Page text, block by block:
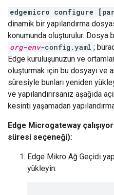
edgemicro configure
dinamik bir yapılandırma
konumunda oluşturulur. Dosya
org-env-config.yaml ;
Edge kuruluşunuzun ve
oluşturmak için bu dosyayı ve
süresiyle bunları yeniden
ve yapılandırırsanız aşağıda
kesinti yaşamadan
Edge Microgateway
süresi seçeneği):
Edge Mikro Ağ Geçidi
yükleyin: